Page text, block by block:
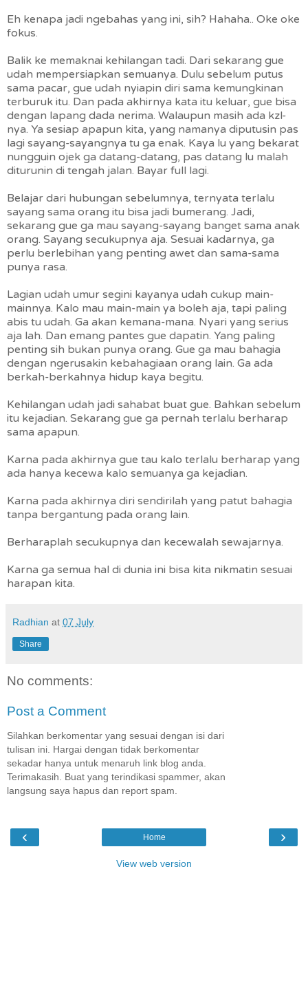
Eh kenapa jadi ngebahas yang ini, sih? Hahaha.. Oke oke
fokus.
Balik ke memaknai kehilangan tadi. Dari sekarang gue
udah mempersiapkan semuanya. Dulu sebelum putus
sama pacar, gue udah nyiapin diri sama kemungkinan
terburuk itu. Dan pada akhirnya kata itu keluar, gue bisa
dengan lapang dada nerima. Walaupun masih ada kzl-
nya. Ya sesiap apapun kita, yang namanya diputusin pas
lagi sayang-sayangnya tu ga enak. Kaya lu yang bekarat
nungguin ojek ga datang-datang, pas datang lu malah
diturunin di tengah jalan. Bayar full lagi.
Belajar dari hubungan sebelumnya, ternyata terlalu
sayang sama orang itu bisa jadi bumerang. Jadi,
sekarang gue ga mau sayang-sayang banget sama anak
orang. Sayang secukupnya aja. Sesuai kadarnya, ga
perlu berlebihan yang penting awet dan sama-sama
punya rasa.
Lagian udah umur segini kayanya udah cukup main-
mainnya. Kalo mau main-main ya boleh aja, tapi paling
abis tu udah. Ga akan kemana-mana. Nyari yang serius
aja lah. Dan emang pantes gue dapatin. Yang paling
penting sih bukan punya orang. Gue ga mau bahagia
dengan ngerusakin kebahagiaan orang lain. Ga ada
berkah-berkahnya hidup kaya begitu.
Kehilangan udah jadi sahabat buat gue. Bahkan sebelum
itu kejadian. Sekarang gue ga pernah terlalu berharap
sama apapun.
Karna pada akhirnya gue tau kalo terlalu berharap yang
ada hanya kecewa kalo semuanya ga kejadian.
Karna pada akhirnya diri sendirilah yang patut bahagia
tanpa bergantung pada orang lain.
Berharaplah secukupnya dan kecewalah sewajarnya.
Karna ga semua hal di dunia ini bisa kita nikmatin sesuai
harapan kita.
Radhian at 07 July
Share
No comments:
Post a Comment
Silahkan berkomentar yang sesuai dengan isi dari
tulisan ini. Hargai dengan tidak berkomentar
sekadar hanya untuk menaruh link blog anda.
Terimakasih. Buat yang terindikasi spammer, akan
langsung saya hapus dan report spam.
‹ ›
Home
View web version